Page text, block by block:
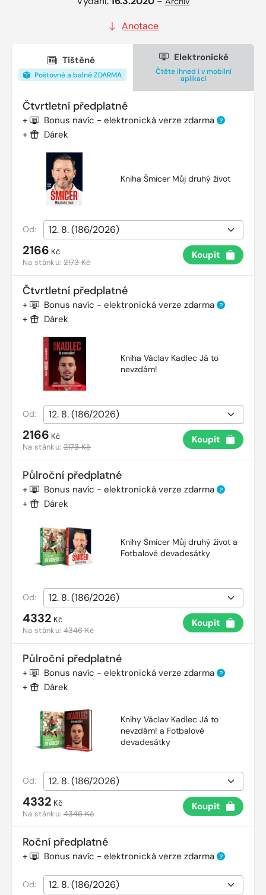
Anotace
Tištěné
Poštovné a balné ZDARMA
Elektronické
Čtěte ihned i v mobilní
aplikaci
Čtvrtletní předplatné
+ Bonus navíc - elektronická verze zdarma ?
+ Dárek
Kniha Šmicer Můj druhý život
Od:
2166 Kč
Na stánku:2173 Kč
Koupit
Čtvrtletní předplatné
+ Bonus navíc - elektronická verze zdarma ?
+ Dárek
Kniha Václav Kadlec Já to
nevzdám!
Od:
2166 Kč
Na stánku:2173 Kč
Koupit
Půlroční předplatné
+ Bonus navíc - elektronická verze zdarma ?
+ Dárek
Knihy Šmicer Můj druhý život a
Fotbalové devadesátky
Od:
4332 Kč
Na stánku:4346 Kč
Koupit
Půlroční předplatné
+ Bonus navíc - elektronická verze zdarma ?
+ Dárek
Knihy Václav Kadlec Já to
nevzdám! a Fotbalové
devadesátky
Od:
4332 Kč
Na stánku:4346 Kč
Koupit
Roční předplatné
+ Bonus navíc - elektronická verze zdarma ?
Od: